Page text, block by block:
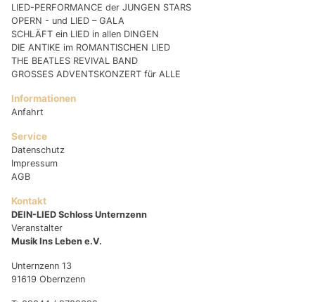
LIED-PERFORMANCE der JUNGEN STARS
OPERN - und LIED – GALA
SCHLÄFT ein LIED in allen DINGEN
DIE ANTIKE im ROMANTISCHEN LIED
THE BEATLES REVIVAL BAND
GROSSES ADVENTSKONZERT für ALLE
Informationen
Anfahrt
Service
Datenschutz
Impressum
AGB
Kontakt
DEIN-LIED Schloss Unternzenn
Veranstalter
Musik Ins Leben e.V.
Unternzenn 13
91619 Obernzenn